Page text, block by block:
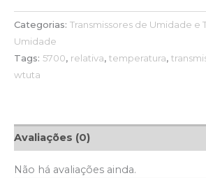
Categorias: Transmissores de Umidade e
Umidade
Tags: 5700, relativa, temperatura,
wtuta
Avaliações (0)
Não há avaliações ainda.